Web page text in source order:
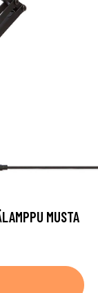
MUSTA